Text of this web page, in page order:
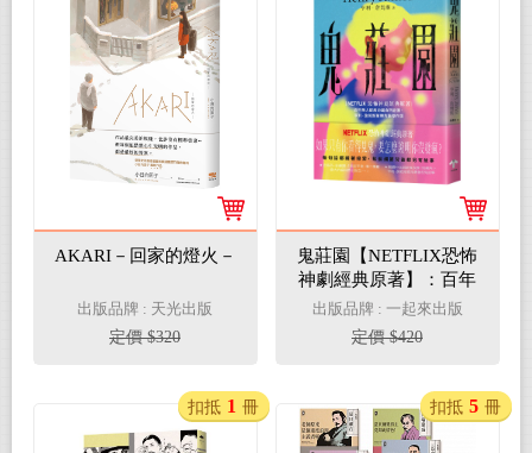
AKARI－回家的燈火－
出版品牌 : 天光出版
定價 $320
鬼莊園【NETFLIX恐怖
神劇經典原著】：百年
無人破解的超自然謎
團，亨利．詹姆斯驚悚
故事傑作選
出版品牌 : 一起來出版
定價 $420
扣抵 1 冊 扣抵 5 冊